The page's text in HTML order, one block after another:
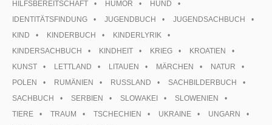
HILFSBEREITSCHAFT
HUMOR
HUND
IDENTITÄTSFINDUNG
JUGENDBUCH
JUGENDSACHBUCH
KIND
KINDERBUCH
KINDERLYRIK
KINDERSACHBUCH
KINDHEIT KRIEG
KROATIEN
KUNST
LETTLAND LITAUEN MÄRCHEN
NATUR
POLEN
RUMÄNIEN RUSSLAND
SACHBILDERBUCH
SACHBUCH
SERBIEN SLOWAKEI
SLOWENIEN
TIERE
TRAUM TSCHECHIEN UKRAINE
UNGARN